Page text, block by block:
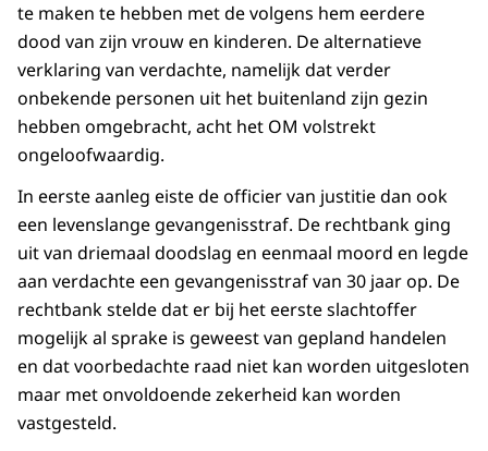
te maken te hebben met de volgens hem eerdere
dood van zijn vrouw en kinderen. De alternatieve
verklaring van verdachte, namelijk dat verder
onbekende personen uit het buitenland zijn gezin
hebben omgebracht, acht het OM volstrekt
ongeloofwaardig.
In eerste aanleg eiste de officier van justitie dan ook
een levenslange gevangenisstraf. De rechtbank ging
uit van driemaal doodslag en eenmaal moord en legde
aan verdachte een gevangenisstraf van 30 jaar op. De
rechtbank stelde dat er bij het eerste slachtoffer
mogelijk al sprake is geweest van gepland handelen
en dat voorbedachte raad niet kan worden uitgesloten
maar met onvoldoende zekerheid kan worden
vastgesteld.